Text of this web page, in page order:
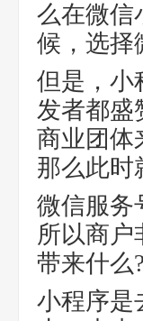
么在微信
候，选择
但是，小
发者都盛
商业团体
那么此时
微信服务
所以商户
带来什么?
小程序是